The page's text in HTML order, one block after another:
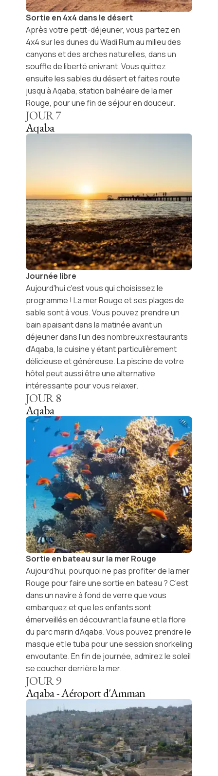
Sortie en 4x4 dans le désert
Après votre petit-déjeuner, vous partez en
4x4 surles dunes du Wadi Rumau milieu des
canyons et des arches naturelles, dans un
souffle de liberté enivrant. Vous quittez
ensuite les sables du désert et faites route
jusqu’à Aqaba, station balnéaire de la mer
Rouge, pour une fin de séjour en douceur.
JOUR7
Aqaba
Journée libre
Aujourd'hui c'est vous qui choisissez le
programme ! La mer Rougeet ses plages de
sable sont à vous. Vous pouvez prendre un
bain apaisant dans la matinée avant un
déjeuner dans l'un des nombreuxrestaurants
d'Aqaba, la cuisine y étant particulièrement
délicieuse et généreuse. La piscine de votre
hôtel peut aussi être une alternative
intéressante pour vous relaxer.
JOUR8
Aqaba
Sortie en bateau sur la mer Rouge
Aujourd’hui, pourquoi ne pas profiter de la mer
Rouge pour faire une sortie en bateau ? C’est
dans un navire à fond de verre que vous
embarquez et que les enfants sont
émerveillés en découvrant la faune et la flore
du parc marin d’Aqaba. Vous pouvez prendre le
masque et le tuba pour une session snorkeling
envoutante. En fin de journée, admirez le soleil
se coucher derrière la mer.
JOUR9
Aqaba - Aéroport d'Amman